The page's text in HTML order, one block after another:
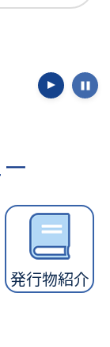
発行物紹介